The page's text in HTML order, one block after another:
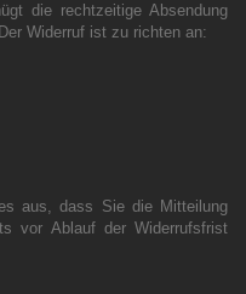
die rechtzeitige Absendung
Widerruf ist zu richten an:
aus, dass Sie die Mitteilung
vor Ablauf der Widerrufsfrist